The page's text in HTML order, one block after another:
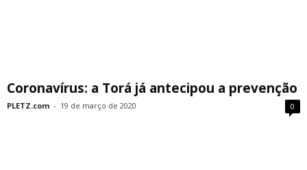
Coronavírus: a Torá já antecipou a prevenção
PLETZ.com - 19 de março de 2020 0